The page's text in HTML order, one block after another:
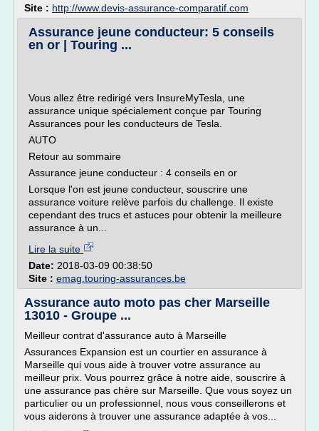
Site : http://www.devis-assurance-comparatif.com
Assurance jeune conducteur: 5 conseils
en or | Touring ...
Vous allez être redirigé vers InsureMyTesla, une
assurance unique spécialement conçue par Touring
Assurances pour les conducteurs de Tesla.
AUTO
Retour au sommaire
Assurance jeune conducteur : 4 conseils en or
Lorsque l'on est jeune conducteur, souscrire une
assurance voiture relève parfois du challenge. Il existe
cependant des trucs et astuces pour obtenir la meilleure
assurance à un...
Lire la suite
Date: 2018-03-09 00:38:50
Site : emag.touring-assurances.be
Assurance auto moto pas cher Marseille
13010 - Groupe ...
Meilleur contrat d'assurance auto à Marseille
Assurances Expansion est un courtier en assurance à
Marseille qui vous aide à trouver votre assurance au
meilleur prix. Vous pourrez grâce à notre aide, souscrire à
une assurance pas chère sur Marseille. Que vous soyez un
particulier ou un professionnel, nous vous conseillerons et
vous aiderons à trouver une assurance adaptée à vos...